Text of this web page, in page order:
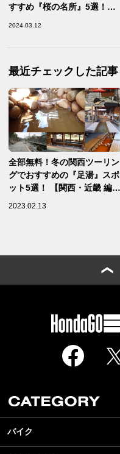
すすめ『桜の名所』5選！
2024.03.12
最近チェックした記事
全部無料！冬の関西ツーリン
グでおすすめの『足湯』スポ
ット5選！ 【関西・近畿 編
2023.02.13
バイク